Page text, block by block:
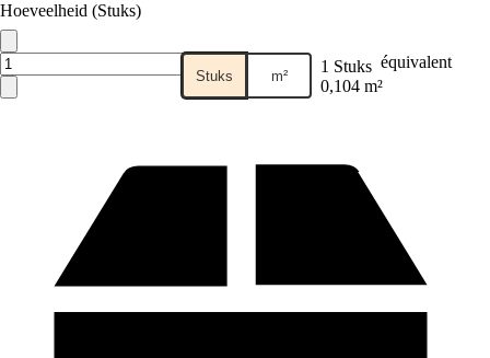
Hoeveelheid (Stuks)
Stuks m² 1 Stuks équivalent
0,104 m²